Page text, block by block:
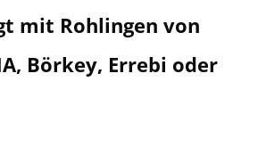
mit Rohlingen von
Börkey, Errebi oder